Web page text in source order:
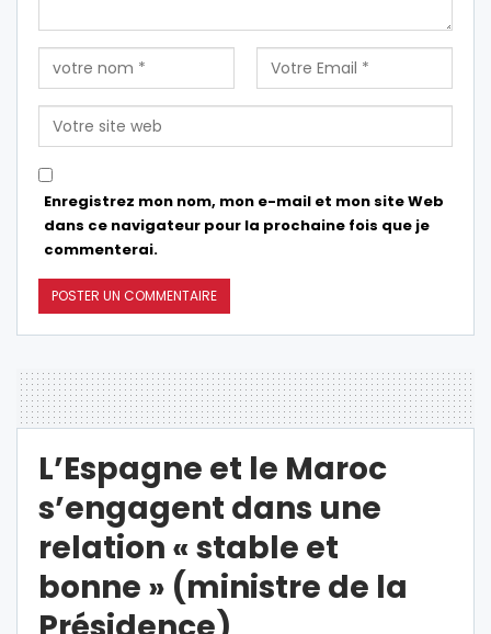
Enregistrez mon nom, mon e-mail et mon site Web
dans ce navigateur pour la prochaine fois que je
commenterai.
L’Espagne et le Maroc
s’engagent dans une
relation « stable et
bonne » (ministre de la